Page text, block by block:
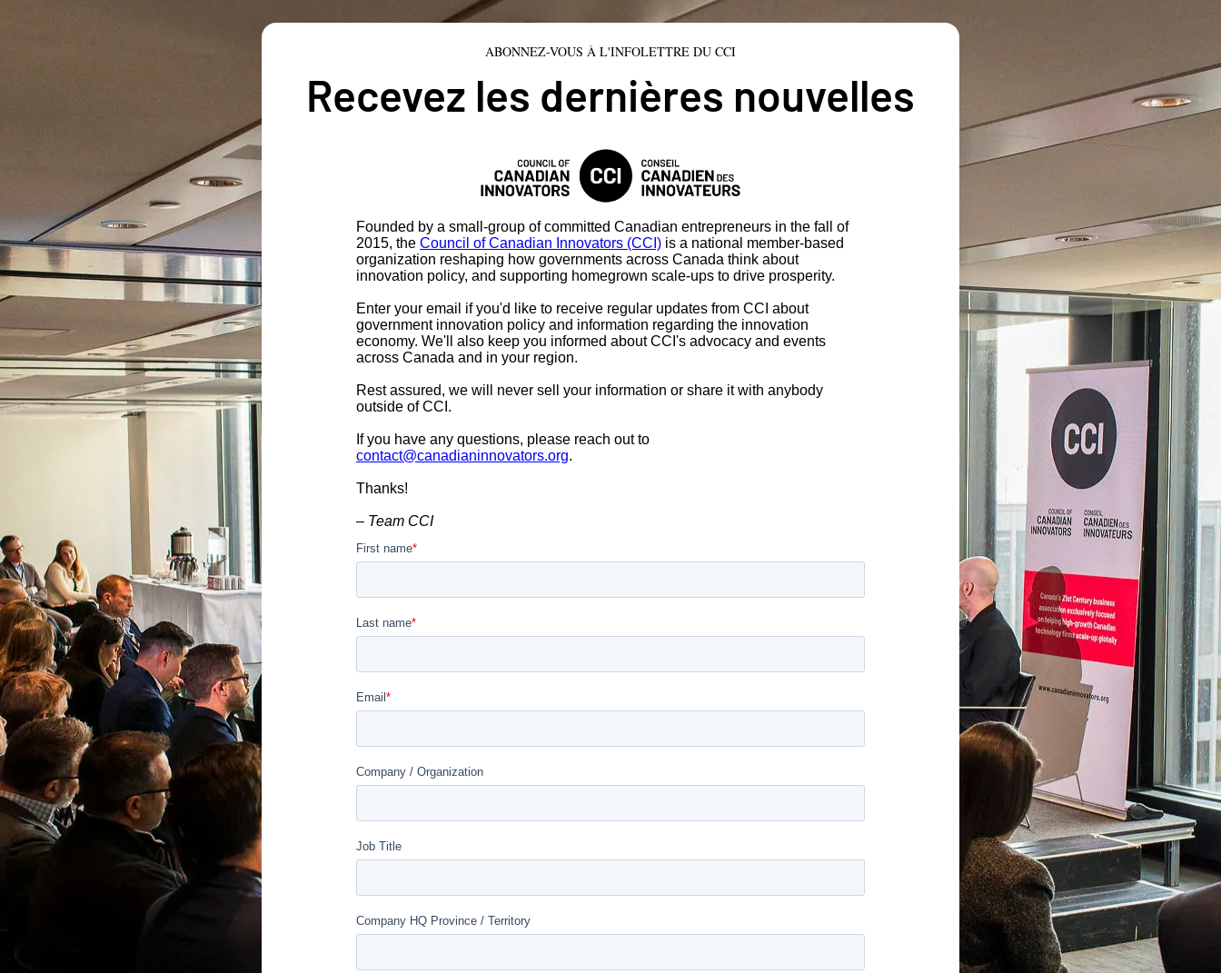
ABONNEZ-VOUS À L'INFOLETTRE DU CCI
Recevez les dernières nouvelles